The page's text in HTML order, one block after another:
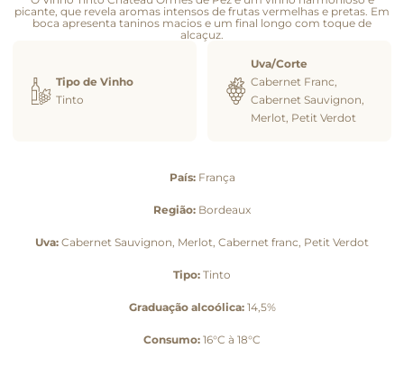
picante, que revela aromas intensos de frutas vermelhas e pretas. Em
boca apresenta taninos macios e um final longo com toque de
alcaçuz.
Tipo de Vinho
Tinto
Uva/Corte
Cabernet Franc,
Cabernet Sauvignon,
Merlot, Petit Verdot
País:França
Região: Bordeaux
Uva: Cabernet Sauvignon, Merlot, Cabernet franc, Petit Verdot
Tipo: Tinto
Graduação alcoólica:14,5%
Consumo: 16°C à 18°C